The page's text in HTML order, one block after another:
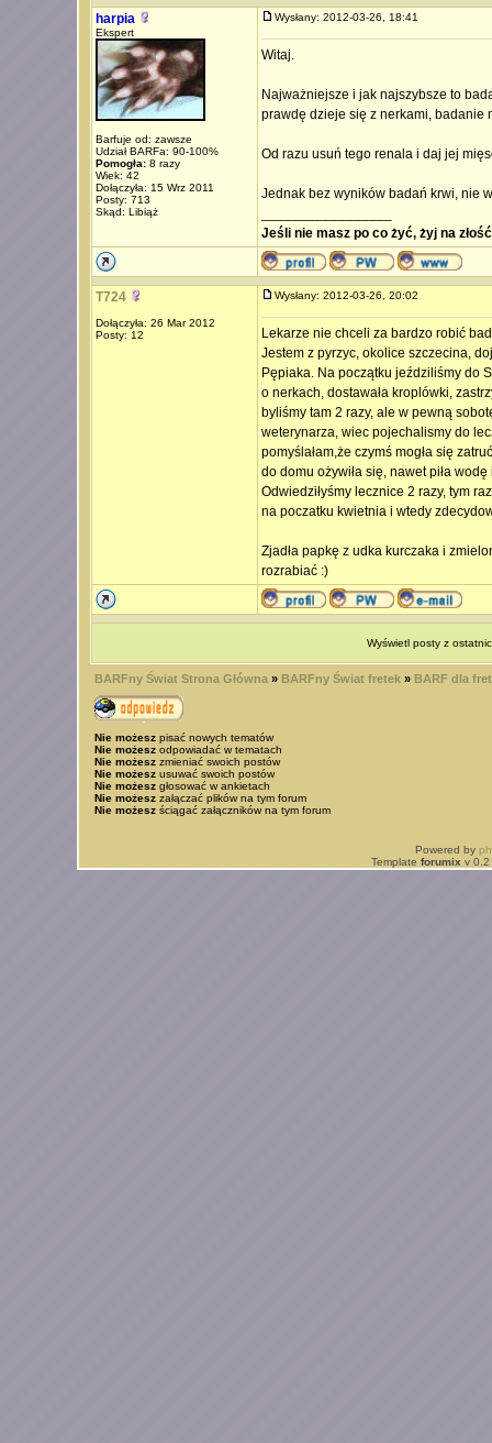
harpia
Ekspert
Barfuje od: zawsze
Udział BARFa: 90-100%
Pomogła:8 razy
Wiek: 42
Dołączyła: 15 Wrz 2011
Posty: 713
Skąd: Libiąż
Wysłany: 2012-03-26, 18:41
Witaj.
Najważniejsze i jak najszybsze to
prawdę dzieje się z nerkami, badanie
Od razu usuń tego renala i daj jej
Jednak bez wyników badań krwi, nie
Jeśli nie masz po co żyć, żyj na
T724
Dołączyła: 26 Mar 2012
Posty: 12
Wysłany: 2012-03-26, 20:02
Lekarze nie chceli za bardzo robić
Jestem z pyrzyc, okolice szczecina,
Pępiaka. Na początku jeździliśmy do
o nerkach, dostawała kroplówki,
byliśmy tam 2 razy, ale w pewną
weterynarza, wiec pojechalismy do
pomyślałam,że czymś mogła się
do domu ożywiła się, nawet piła
Odwiedziłyśmy lecznice 2 razy, tym
na poczatku kwietnia i wtedy
Zjadła papkę z udka kurczaka i
rozrabiać :)
Wyświetl posty z
BARFny Świat Strona Główna» BARFny Świat fretek» BARF dla
Nie możeszpisać nowych tematów
Nie możeszodpowiadać w tematach
Nie możeszzmieniać swoich postów
Nie możeszusuwać swoich postów
Nie możeszgłosować w ankietach
Nie możeszzałączać plików na tym forum
Nie możeszściągać załączników na tym forum
Powered by
Template forumix v 0.2